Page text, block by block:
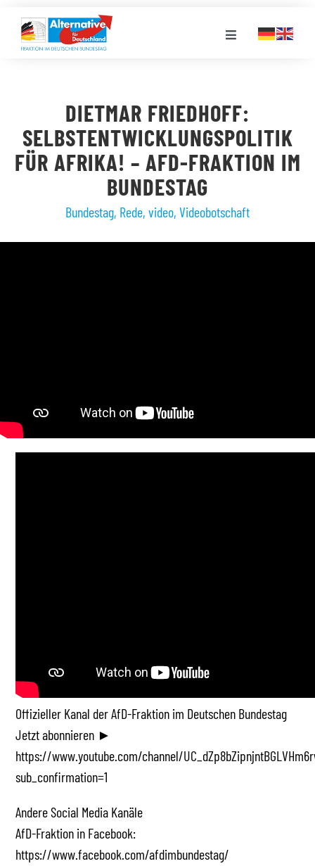
Inhalt
springen
Toggle
LANDESGRUPPEN
VERANSTALTUNGEN
DIETMAR FRIEDHOFF:
SELBSTENTWICKLUNGSPOLITIK
FÜR AFRIKA! – AFD-FRAKTION IM
BUNDESTAG
Bundestag, Rede, video, Videobotschaft
Offizieller Kanal der AfD-Fraktion im Deutschen Bundestag
Jetzt abonnieren ►
https://www.youtube.com/channel/
sub_confirmation=1
Andere Social Media Kanäle
AfD-Fraktion in Facebook:
https://www.facebook.com/afdimbundestag/